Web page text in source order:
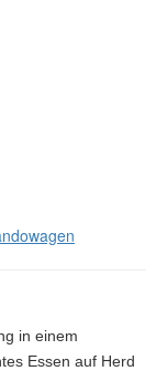
in einem
Essen auf Herd